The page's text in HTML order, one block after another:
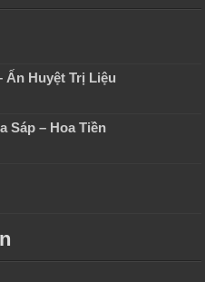
Ấn Huyệt Trị Liệu
Sáp – Hoa Tiền